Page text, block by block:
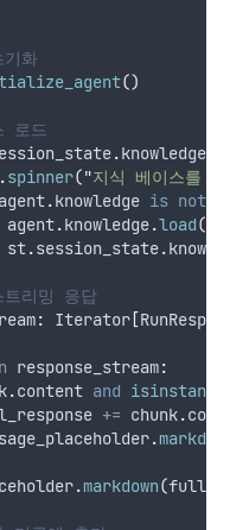
화
()
로드
.
.spinner("지식 베이스를
agent.knowledge is not
agent
.knowledge.load()
st
.session_state.
리밍 응답
: Iterator [
response_stream:
.content and isinstance
+= chunk.
.
.markdown(